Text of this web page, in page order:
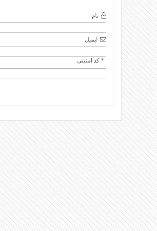
نام
ایمیل
* کد امنیتی